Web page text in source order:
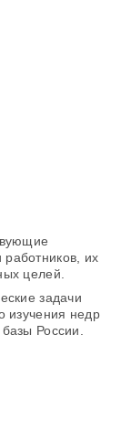
их
целей.
задачи
изучения недр
России.